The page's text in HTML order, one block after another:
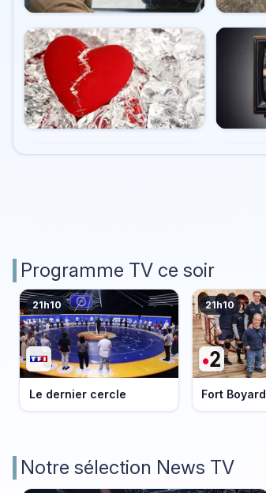
Programme TV ce soir
21h10
Le dernier cercle
21h10
Fort Boyard
Notre sélection News TV